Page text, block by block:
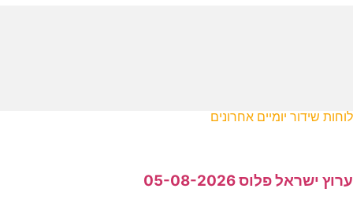
לוחות שידור יומיים אחרונים
ערוץ ישראל פלוס 05-08-2026